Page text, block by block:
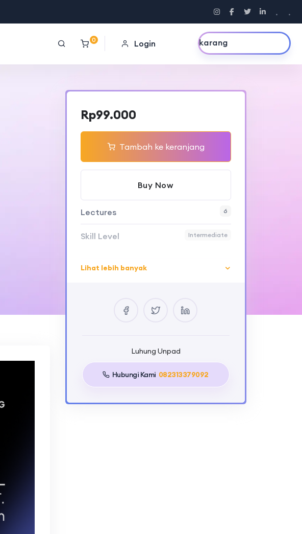
. .
0 Login
Daftar Sekarang
Rp99.000
Tambah ke keranjang
Buy Now
Lectures 6
Skill Level Intermediate
Lihat lebih banyak
Luhung Unpad
Hubungi Kami 082313379092